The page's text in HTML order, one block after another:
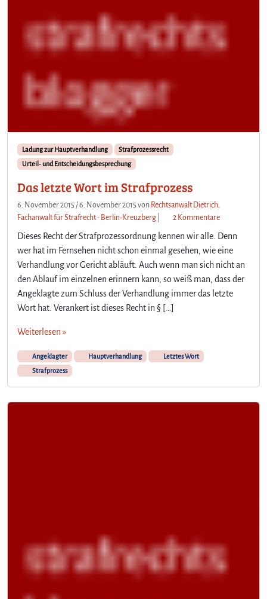
Ladung zur Hauptverhandlung
Strafprozessrecht
Urteil- und Entscheidungsbesprechung
Das letzte Wort im Strafprozess
6. November 2015 /6. November 2015von Rechtsanwalt Dietrich,
Fachanwalt für Strafrecht - Berlin-Kreuzberg
2 Kommentarez
a
s
l
e
e
s
Dieses Recht der Strafprozessordnung kennen wir alle. Denn
wer hat im Fernsehen nicht schon einmal gesehen, wie eine
Verhandlung vor Gericht abläuft. Auch wenn man sich nicht an
den Ablauf im einzelnen erinnern kann, so weiß man, dass der
Angeklagte zum Schluss der Verhandlung immer das letzte
Wort hat. Verankert ist dieses Recht in § […]
Weiterlesen »
Angeklagter Hauptverhandlung
Letztes Wort
Strafprozess